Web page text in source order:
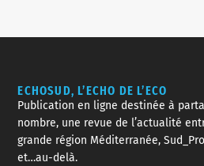
ECHOSUD, L’ECHO DE L’ECO
Publication en ligne destinée à
nombre, une revue de l’actualité
grande région Méditerranée,
et…au-delà.